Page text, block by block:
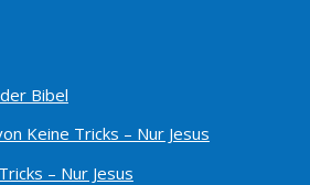
Bibel
Keine Tricks – Nur Jesus
– Nur Jesus